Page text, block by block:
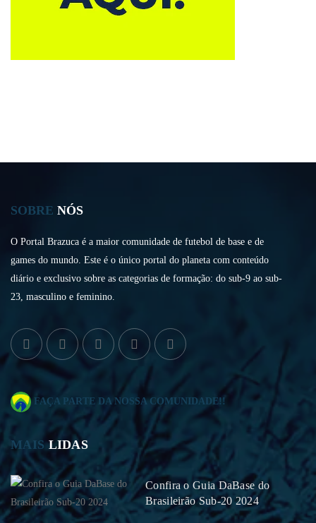
SOBRE NÓS
O Portal Brazuca é a maior comunidade de futebol de base e de
games do mundo. Este é o único portal do planeta com conteúdo
diário e exclusivo sobre as categorias de formação: do sub-9 ao sub-
23, masculino e feminino.
FAÇA PARTE DA NOSSA COMUNIDADE!!
MAISLIDAS
Confira o Guia DaBase do
Brasileirão Sub-20 2024